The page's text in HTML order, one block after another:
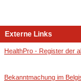
Externe Links
HealthPro - Register der
Bekanntmachung im